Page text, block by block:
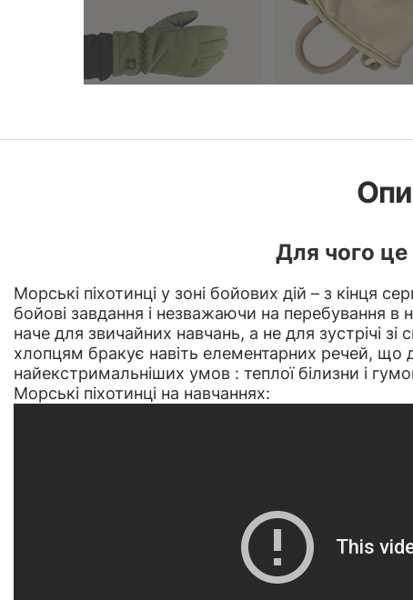
Для чого це
Морські піхотинці у зоні бойових дій – з кінця
бойові завдання і незважаючи на перебування в
наче для звичайних навчань, а не для зустрічі
хлопцям бракує навіть елементарних речей,
найекстримальніших умов : теплої білизни і
Морські піхотинці на навчаннях: